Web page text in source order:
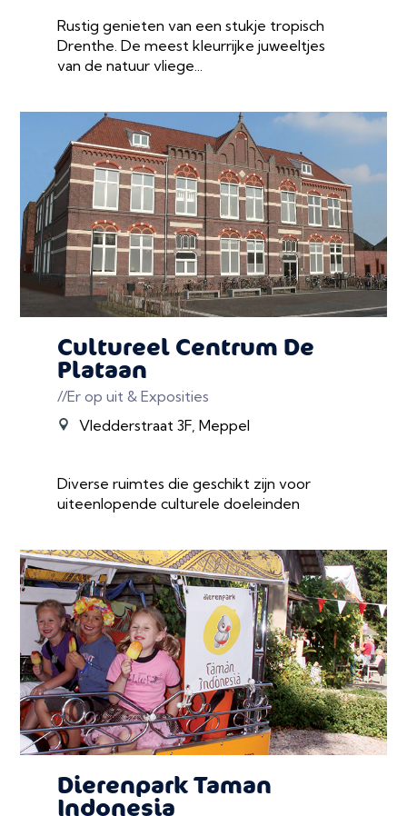
Rustig genieten van een stukje tropisch
Drenthe. De meest kleurrijke juweeltjes
van de natuur vliege...
Cultureel Centrum De
Plataan
//Er op uit & Exposities
Vledderstraat 3F, Meppel
Diverse ruimtes die geschikt zijn voor
uiteenlopende culturele doeleinden
Dierenpark Taman
Indonesia